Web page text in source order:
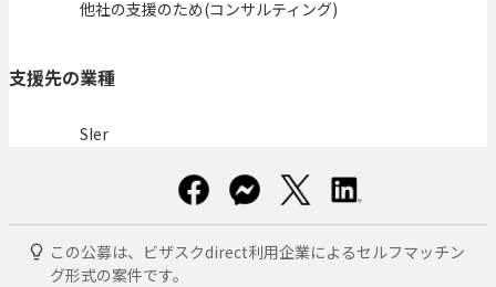
他社の支援のため(コンサルティング)
支援先の業種
SIer
この公募は、ビザスクdirect利用企業によるセルフマッチン
グ形式の案件です。